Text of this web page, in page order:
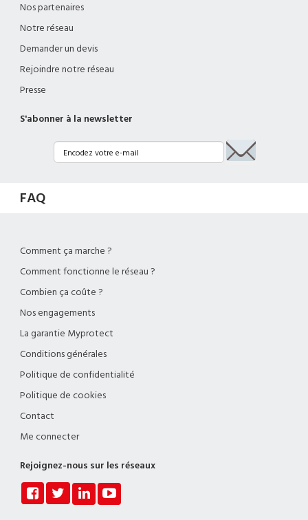
Nos partenaires
Notre réseau
Demander un devis
Rejoindre notre réseau
Presse
S'abonner à la newsletter
FAQ
Comment ça marche ?
Comment fonctionne le réseau ?
Combien ça coûte ?
Nos engagements
La garantie Myprotect
Conditions générales
Politique de confidentialité
Politique de cookies
Contact
Me connecter
Rejoignez-nous sur les réseaux